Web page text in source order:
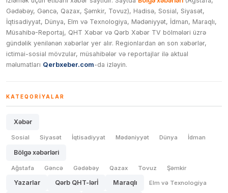
Gədəbəy, Gəncə, Qazax, Şəmkir, Tovuz), Hadisə, Sosial, Siyasət,
İqtisadiyyat, Dünya, Elm və Texnologiya, Mədəniyyət, İdman, Maraqlı,
Müsahibə-Reportaj, QHT Xəbər və Qərb Xəbər TV bölmələri üzrə
gündəlik yenilənən xəbərlər yer alır. Regionlardan ən son xəbərlər,
ictimai-sosial mövzular, müsahibələr və reportajlar ilə aktual
məlumatları Qerbxeber.com-da izləyin.
KATEQORIYALAR
Xəbər
Sosial Siyasət İqtisadiyyat Mədəniyyət Dünya İdman
Bölgə xəbərləri
Ağstafa Gəncə Gədəbəy Qazax Tovuz Şəmkir
Yazarlar Qərb QHT-lərİ Maraqlı Elm və Texnologiya